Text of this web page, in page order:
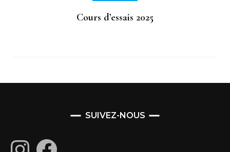
Cours d’essais 2025
SUIVEZ-NOUS
InstagramFacebook